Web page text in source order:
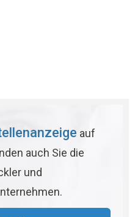
auf
auch Sie die
und